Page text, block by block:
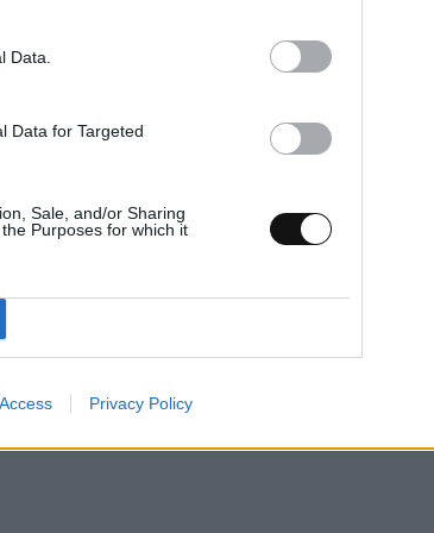
Data.
Data for Targeted
Sale, and/or Sharing
Purposes for which it
Privacy Policy
της ζωής.
γύρω από το EK Draconis, τα
για τον
πιθανότατα συνέβησαν και στον Ήλιο
στο περιοδικό